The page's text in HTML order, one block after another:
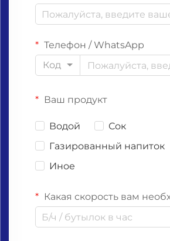
Телефон / WhatsApp
Код
Ваш продукт
Водой
Сок
Газированный напиток
Иное
Какая скорость вам